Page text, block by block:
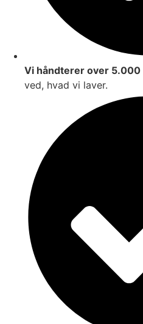
Vi håndterer over 5.000
ved, hvad vi laver.